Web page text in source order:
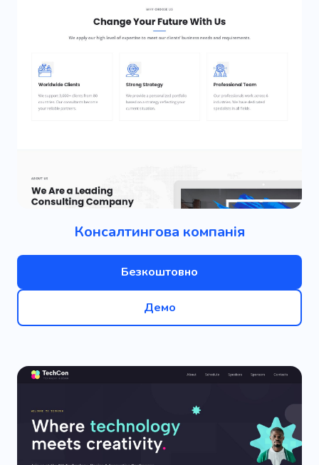
Консалтингова компанія
Безкоштовно
Демо